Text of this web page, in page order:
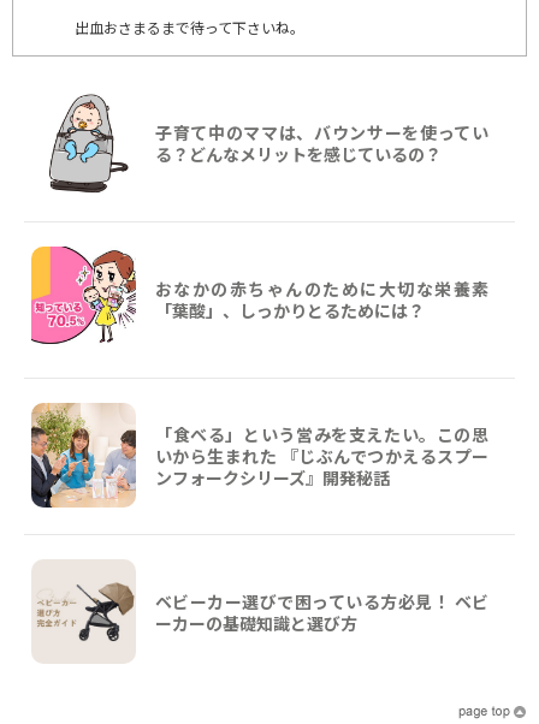
出血おさまるまで待って下さいね。
子育て中のママは、バウンサーを使ってい
る？どんなメリットを感じているの？
おなかの赤ちゃんのために大切な栄養素
「葉酸」、しっかりとるためには？
「食べる」という営みを支えたい。この思
いから生まれた 『じぶんでつかえるスプー
ンフォークシリーズ』開発秘話
ベビーカー選びで困っている方必見！ ベビ
ーカーの基礎知識と選び方